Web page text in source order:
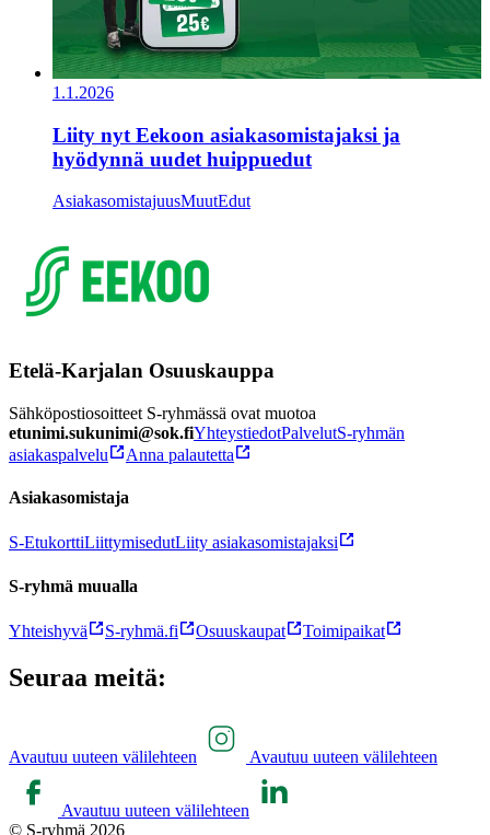
1.1.2026
Liity nyt Eekoon asiakasomistajaksi ja
hyödynnä uudet huippuedut
AsiakasomistajuusMuutEdut
Etelä-Karjalan Osuuskauppa
Sähköpostiosoitteet S-ryhmässä ovat muotoa
etunimi.sukunimi@sok.fiYhteystiedotPalvelutS-ryhmän
asiakaspalvelu
Anna palautetta
Asiakasomistaja
S-EtukorttiLiittymisedutLiity asiakasomistajaksi
S-ryhmä muualla
Yhteishyvä S-ryhmä.fi Osuuskaupat Toimipaikat
Seuraa meitä:
Avautuu uuteen välilehteen Avautuu uuteen välilehteen
Avautuu uuteen välilehteen
© S-ryhmä 2026